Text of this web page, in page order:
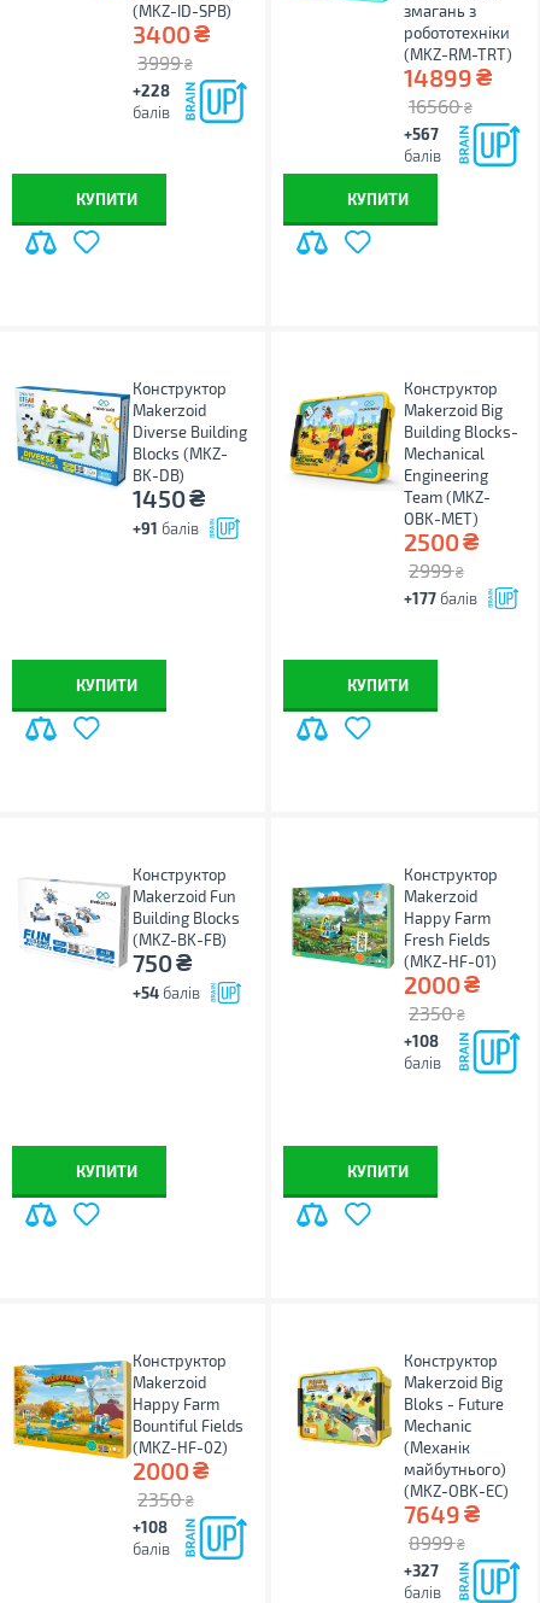
(MKZ-ID-SPB)
3400₴
3999 ₴
+228
балів
КУПИТИ
змагань з
робототехніки
(MKZ-RM-TRT)
14899₴
16560 ₴
+567
балів
КУПИТИ
Конструктор
Makerzoid
Diverse Building
Blocks (MKZ-
BK-DB)
1450₴
+91 балів
КУПИТИ
Конструктор
Makerzoid Big
Building Blocks-
Mechanical
Engineering
Team (MKZ-
OBK-MET)
2500₴
2999 ₴
+177 балів
КУПИТИ
Конструктор
Makerzoid Fun
Building Blocks
(MKZ-BK-FB)
750₴
+54 балів
КУПИТИ
Конструктор
Makerzoid
Happy Farm
Fresh Fields
(MKZ-HF-01)
2000₴
2350 ₴
+108
балів
КУПИТИ
Конструктор
Makerzoid
Happy Farm
Bountiful Fields
(MKZ-HF-02)
2000₴
2350 ₴
+108
балів
Конструктор
Makerzoid Big
Bloks - Future
Mechanic
(Механік
майбутнього)
(MKZ-OBK-EC)
7649₴
8999 ₴
+327
балів